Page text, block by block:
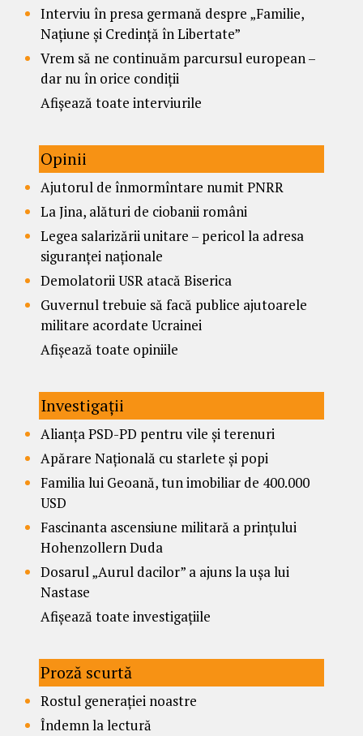
Interviu în presa germană despre „Familie,
Națiune și Credință în Libertate”
Vrem să ne continuăm parcursul european –
dar nu în orice condiții
Afișează toate interviurile
Opinii
Ajutorul de înmormîntare numit PNRR
La Jina, alături de ciobanii români
Legea salarizării unitare – pericol la adresa
siguranței naționale
Demolatorii USR atacă Biserica
Guvernul trebuie să facă publice ajutoarele
militare acordate Ucrainei
Afișează toate opiniile
Investigații
Alianța PSD-PD pentru vile și terenuri
Apărare Națională cu starlete și popi
Familia lui Geoană, tun imobiliar de 400.000
USD
Fascinanta ascensiune militară a prințului
Hohenzollern Duda
Dosarul „Aurul dacilor” a ajuns la ușa lui
Nastase
Afișează toate investigațiile
Proză scurtă
Rostul generației noastre
Îndemn la lectură